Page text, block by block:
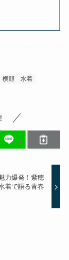
横顔
水着
力爆発！紫穂
着で語る青春